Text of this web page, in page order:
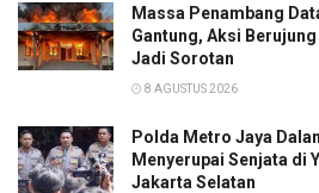
Massa Penambang
Gantung, Aksi
Jadi Sorotan
8 AGUSTUS 2026
Polda Metro Jaya
Menyerupai Senjata di
Jakarta Selatan